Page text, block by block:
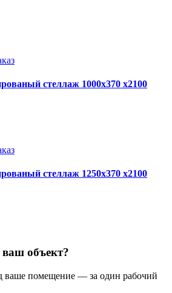
стеллаж 1000х370 х2100
стеллаж 1250х370 х2100
ваш объект?
ваше помещение — за один рабочий